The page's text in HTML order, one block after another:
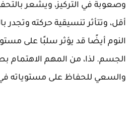
وصعوبة في التركيز، ويشعر
أقل، وتتأثر تنسيقية حركته وتجدر
النوم أيضًا قد يؤثر سلبًا على
الجسم. لذا، من المهم الاهتمام
والسعي للحفاظ على مستوياته